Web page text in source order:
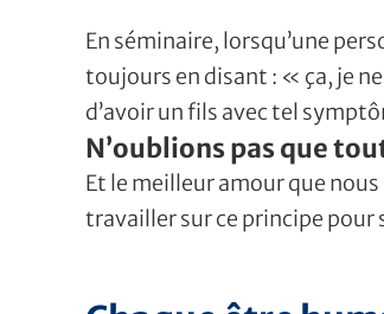
En séminaire, lorsqu’une
toujours en disant : « ça, je
d’avoir un fils avec tel
N’oublions pas que
Et le meilleur amour que
travailler sur ce principe pour